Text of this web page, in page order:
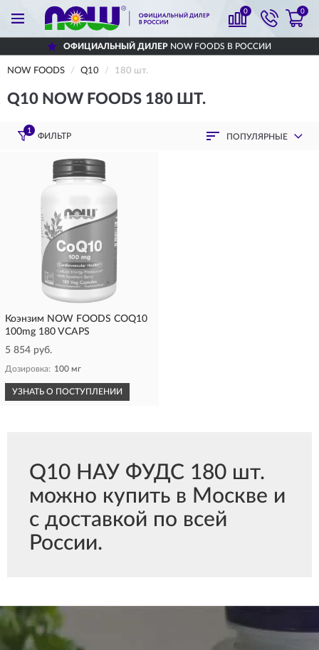
0 0
ОФИЦИАЛЬНЫЙ ДИЛЕРNOW FOODS В РОССИИ
NOW FOODS Q10 180 шт.
Q10 NOW FOODS 180 ШТ.
1
ФИЛЬТР ПОПУЛЯРНЫЕ
Коэнзим NOW FOODS COQ10
100mg 180 VCAPS
5 854 руб.
Дозировка: 100 мг
УЗНАТЬ О ПОСТУПЛЕНИИ
Q10 НАУ ФУДС 180 шт.
можно купить в Москве и
с доставкой по всей
России.